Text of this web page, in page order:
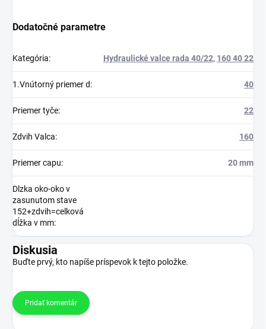
Dodatočné parametre
Kategória: Hydraulické valce rada 40/22, 160 40 22
1.Vnútorný priemer d: 40
Priemer tyče: 22
Zdvih Valca: 160
Priemer capu: 20 mm
Dlzka oko-oko v
zasunutom stave
152+zdvih=celková
dĺžka v mm:
Diskusia
Buďte prvý, kto napíše príspevok k tejto položke.
Pridať komentár